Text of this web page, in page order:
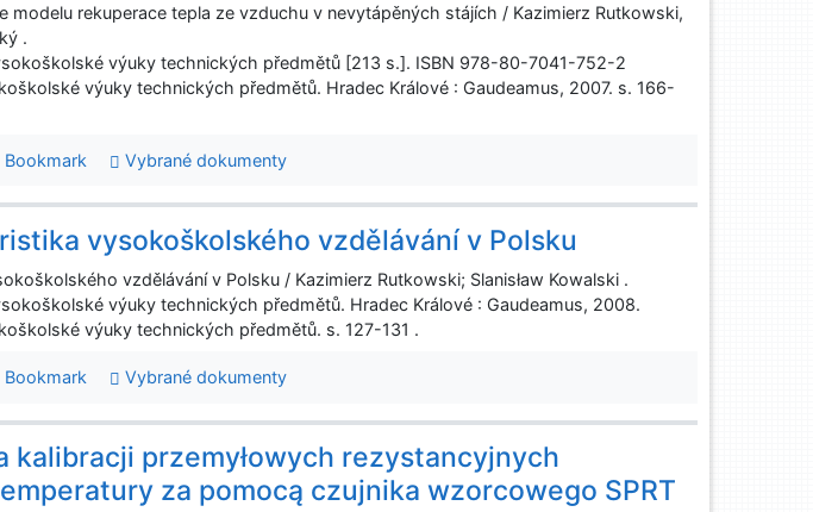
modelu rekuperace tepla ze vzduchu v nevytápěných stájích / Kazimierz Rutkowski,
.
výuky technických předmětů [213 s.]. ISBN 978-80-7041-752-2
výuky technických předmětů. Hradec Králové : Gaudeamus, 2007. s. 166-
Bookmark Vybrané dokumenty
vysokoškolského vzdělávání v Polsku
vzdělávání v Polsku / Kazimierz Rutkowski; Slanisław Kowalski .
výuky technických předmětů. Hradec Králové : Gaudeamus, 2008.
výuky technických předmětů. s. 127-131 .
Bookmark Vybrané dokumenty
kalibracji przemyłowych rezystancyjnych
za pomocą czujnika wzorcowego SPRT